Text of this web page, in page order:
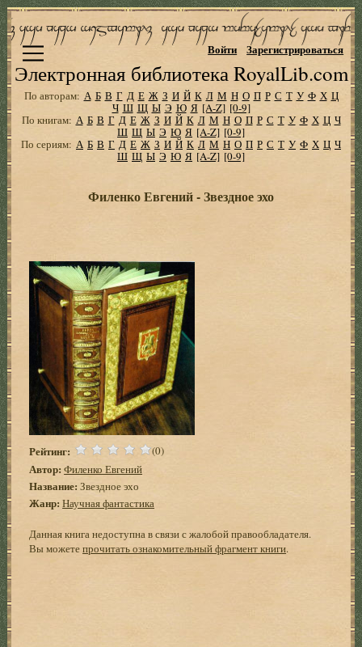
Электронная библиотека RoyalLib.com
Войти Зарегистрироваться
По авторам: А Б В Г Д Е Ж З И Й К Л М Н О П Р С Т У Ф Х Ц
Ч Ш Щ Ы Э Ю Я [A-Z] [0-9]
По книгам: А Б В Г Д Е Ж З И Й К Л М Н О П Р С Т У Ф Х Ц Ч
Ш Щ Ы Э Ю Я [A-Z] [0-9]
По сериям: А Б В Г Д Е Ж З И Й К Л М Н О П Р С Т У Ф Х Ц Ч
Ш Щ Ы Э Ю Я [A-Z] [0-9]
Филенко Евгений - Звездное эхо
Рейтинг: (0)
Автор: Филенко Евгений
Название: Звездное эхо
Жанр: Научная фантастика
Данная книга недоступна в связи с жалобой правообладателя.
Вы можетепрочитать ознакомительный фрагмент книги.